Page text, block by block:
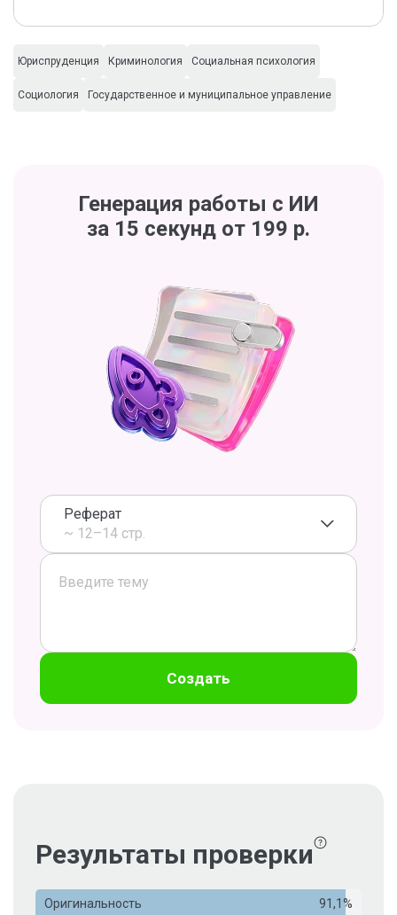
Юриспруденция Криминология Социальная психология
Социология Государственное и муниципальное управление
Генерация работы с ИИ
за 15 секунд от 199 р.
Реферат
~ 12–14 стр.
Создать
Результаты проверки
Оригинальность 91,1%